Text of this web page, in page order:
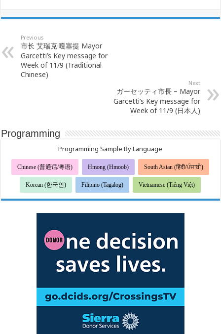
Previous
市长 艾瑞克·嘎塞提 Mayor
Garcetti’s Key message for
Week of 11/9 (Traditional
Chinese)
Next
ガーセッティ市長 – Mayor
Garcetti’s Key message for
Week of 11/9 (日本人)
Programming
Programming Sample By Language
Chinese (普通话/粤语) Hmong (Hmoob) South Asian (हिंदी/ਪੰਜਾਬੀ)
Korean (한국인) Filipino (Tagalog) Vietnamese (Tiếng Việt)